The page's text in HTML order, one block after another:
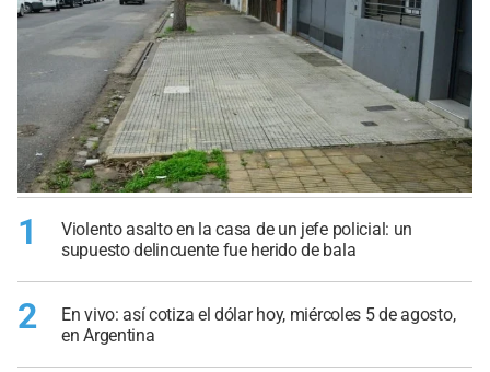
1
Violento asalto en la casa de un jefe policial: un
supuesto delincuente fue herido de bala
2
En vivo: así cotiza el dólar hoy, miércoles 5 de agosto,
en Argentina